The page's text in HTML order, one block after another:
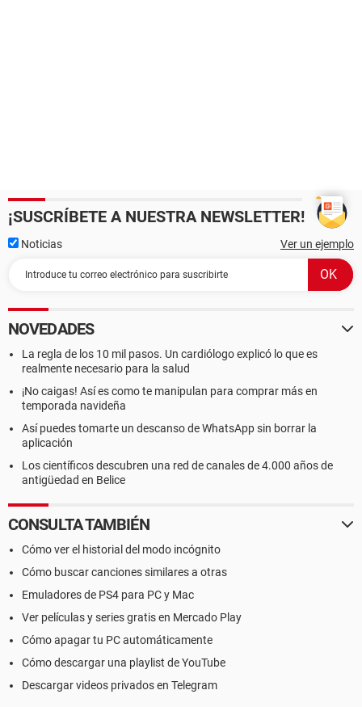
¡SUSCRÍBETE A NUESTRA NEWSLETTER!
Noticias Ver un ejemplo
NOVEDADES
La regla de los 10 mil pasos. Un cardiólogo explicó lo que es
realmente necesario para la salud
¡No caigas! Así es como te manipulan para comprar más en
temporada navideña
Así puedes tomarte un descanso de WhatsApp sin borrar la
aplicación
Los científicos descubren una red de canales de 4.000 años de
antigüedad en Belice
CONSULTA TAMBIÉN
Cómo ver el historial del modo incógnito
Cómo buscar canciones similares a otras
Emuladores de PS4 para PC y Mac
Ver películas y series gratis en Mercado Play
Cómo apagar tu PC automáticamente
Cómo descargar una playlist de YouTube
Descargar videos privados en Telegram